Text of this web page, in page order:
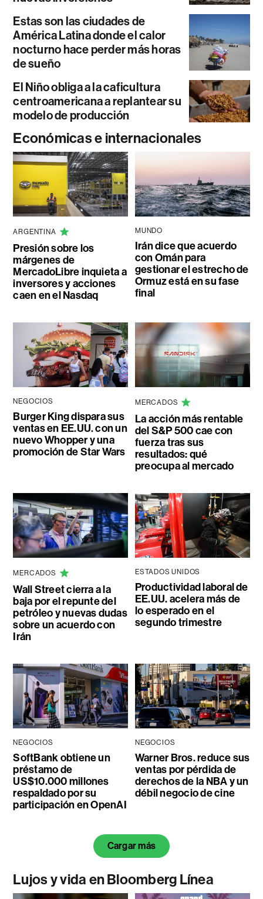
Estas son las ciudades de
América Latina donde el calor
nocturno hace perder más horas
de sueño
El Niño obliga a la caficultura
centroamericana a replantear su
modelo de producción
Económicas e internacionales
ARGENTINA
Presión sobre los
márgenes de
MercadoLibre inquieta a
inversores y acciones
caen en el Nasdaq
MUNDO
Irán dice que acuerdo
con Omán para
gestionar el estrecho de
Ormuz está en su fase
final
NEGOCIOS
Burger King dispara sus
ventas en EE.UU. con un
nuevo Whopper y una
promoción de Star Wars
MERCADOS
La acción más rentable
del S&P 500 cae con
fuerza tras sus
resultados: qué
preocupa al mercado
MERCADOS
Wall Street cierra a la
baja por el repunte del
petróleo y nuevas dudas
sobre un acuerdo con
Irán
ESTADOS UNIDOS
Productividad laboral de
EE.UU. acelera más de
lo esperado en el
segundo trimestre
NEGOCIOS
SoftBank obtiene un
préstamo de
US$10.000 millones
respaldado por su
participación en OpenAI
NEGOCIOS
Warner Bros. reduce sus
ventas por pérdida de
derechos de la NBA y un
débil negocio de cine
Cargar más
Lujos y vida en Bloomberg Línea